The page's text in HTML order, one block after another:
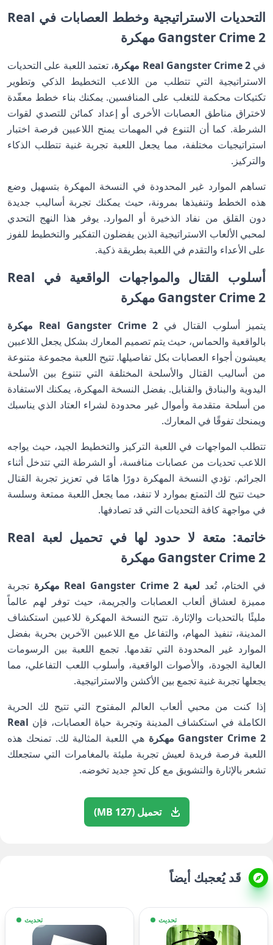
التحديات الاستراتيجية وخطط العصابات في Real
Gangster Crime 2 مهكرة
فيReal Gangster Crime 2 مهكرة
، تعتمد اللعبة على التحديات
الاستراتيجية التي تتطلب من اللاعب التخطيط الذكي وتطوير
تكتيكات محكمة للتغلب على المنافسين. يمكنك بناء خطط معقّدة
لاختراق مناطق العصابات الأخرى أو إعداد كمائن للتصدي لقوات
الشرطة. كما أن التنوع في المهمات يمنح اللاعبين فرصة اختبار
استراتيجيات مختلفة، مما يجعل اللعبة تجربة غنية تتطلب الذكاء
والتركيز.
تساهم الموارد غير المحدودة في النسخة المهكرة بتسهيل وضع
هذه الخطط وتنفيذها بمرونة، حيث يمكنك تجربة أساليب جديدة
دون القلق من نفاد الذخيرة أو الموارد. يوفر هذا النهج التحدي
لمحبي الألعاب الاستراتيجية الذين يفضلون التفكير والتخطيط للفوز
على الأعداء والتقدم في اللعبة بطريقة ذكية.
أسلوب القتال والمواجهات الواقعية في Real
Gangster Crime 2 مهكرة
يتميز أسلوب القتال في Real Gangster Crime 2 مهكرة
بالواقعية والحماس، حيث يتم تصميم المعارك بشكل يجعل اللاعبين
يعيشون أجواء العصابات بكل تفاصيلها. تتيح اللعبة مجموعة متنوعة
من أساليب القتال والأسلحة المختلفة التي تتنوع بين الأسلحة
اليدوية والبنادق والقنابل. بفضل النسخة المهكرة، يمكنك الاستفادة
من أسلحة متقدمة وأموال غير محدودة لشراء العتاد الذي يناسبك
ويمنحك تفوقًا في المعارك.
تتطلب المواجهات في اللعبة التركيز والتخطيط الجيد، حيث يواجه
اللاعب تحديات من عصابات منافسة، أو الشرطة التي تتدخل أثناء
الجرائم. تؤدي النسخة المهكرة دورًا هامًا في تعزيز تجربة القتال
حيث تتيح لك التمتع بموارد لا تنفد، مما يجعل اللعبة ممتعة وسلسة
في مواجهة كافة التحديات التي قد تصادفها.
خاتمة: متعة لا حدود لها في تحميل لعبة Real
Gangster Crime 2 مهكرة
في الختام، تُعد لعبة Real Gangster Crime 2 مهكرة
تجربة
مميزة لعشاق ألعاب العصابات والجريمة، حيث توفر لهم عالماً
مليئًا بالتحديات والإثارة. تتيح النسخة المهكرة للاعبين استكشاف
المدينة، تنفيذ المهام، والتفاعل مع اللاعبين الآخرين بحرية بفضل
الموارد غير المحدودة التي تقدمها. تجمع اللعبة بين الرسومات
العالية الجودة، والأصوات الواقعية، وأسلوب اللعب التفاعلي، مما
يجعلها تجربة غنية تجمع بين الأكشن والاستراتيجية.
إذا كنت من محبي ألعاب العالم المفتوح التي تتيح لك الحرية
الكاملة في استكشاف المدينة وتجربة حياة العصابات، فإن Real
Gangster Crime 2 مهكرة
هي اللعبة المثالية لك. تمنحك هذه
اللعبة فرصة فريدة لعيش تجربة مليئة بالمغامرات التي ستجعلك
تشعر بالإثارة والتشويق مع كل تحدٍ جديد تخوضه.
تحميل (127 MB)
قَد يُعجبك أيضاً
تحديث تحديث